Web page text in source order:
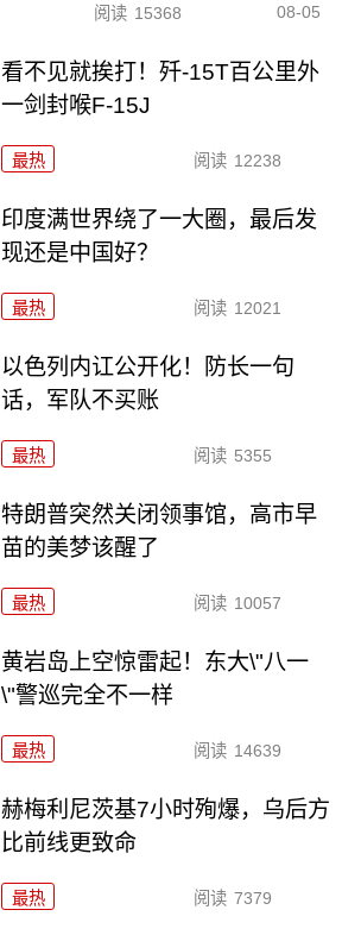
阅读 15368 08-05
看不见就挨打！歼-15T百公里外
一剑封喉F-15J
最热 阅读 12238
印度满世界绕了一大圈，最后发
现还是中国好？
最热 阅读 12021
以色列内讧公开化！防长一句
话，军队不买账
最热 阅读 5355
特朗普突然关闭领事馆，高市早
苗的美梦该醒了
最热 阅读 10057
黄岩岛上空惊雷起！东大\"八一
\"警巡完全不一样
最热 阅读 14639
赫梅利尼茨基7小时殉爆，乌后方
比前线更致命
最热 阅读 7379